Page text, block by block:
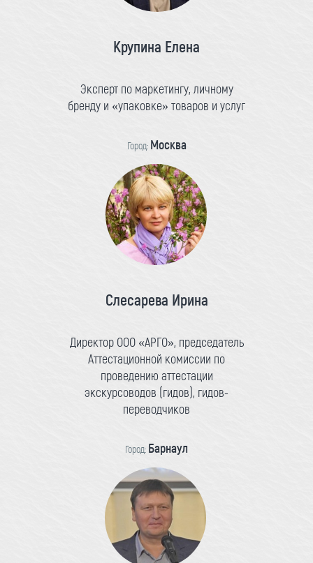
Крупина Елена
Эксперт по маркетингу, личному
бренду и «упаковке» товаров и услуг
Город: Москва
Слесарева Ирина
Директор ООО «АРГО», председатель
Аттестационной комиссии по
проведению аттестации
экскурсоводов (гидов), гидов-
переводчиков
Город: Барнаул